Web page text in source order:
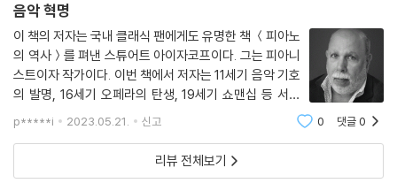
음악 혁명
이 책의 저자는 국내 클래식 팬에게도 유명한 책 ＜피아노
의 역사＞를 펴낸 스튜어트 아이자코프이다. 그는 피아니
스트이자 작가이다. 이번 책에서 저자는 11세기 음악 기호
의 발명, 16세기 오페라의 탄생, 19세기 쇼맨십 등 서구
음악의 역사 속에서 일어난 급진적인 변화의 순간을 다룬
다. 각각의 순간들은 음악을 새로운 방향을 이끌거나 일부
는 나중에서야 겨우 알아차릴 정도로
p*****i 2023.05.21. 신고 0 댓글0
리뷰 전체보기